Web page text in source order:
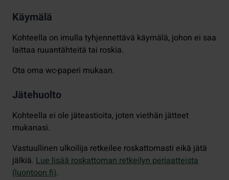
Käymälä
Kohteella on imulla tyhjennettävä käymälä, johon ei saa
laittaa ruuantähteitä tai roskia.
Ota oma wc-paperi mukaan.
Jätehuolto
Kohteella ei ole jäteastioita, joten viethän jätteet
mukanasi.
Vastuullinen ulkoilija retkeilee roskattomasti eikä jätä
jälkiä. Lue lisää roskattoman retkeilyn periaatteista
(luontoon.fi).